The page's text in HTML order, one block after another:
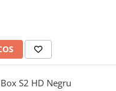
Box S2 HD Negru